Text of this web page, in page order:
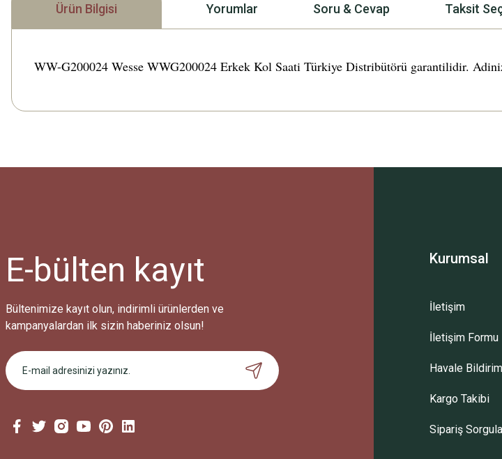
Ürün Bilgisi Yorumlar Soru & Cevap Taksit
WW-G200024 Wesse WWG200024 Erkek Kol Saati Türkiye Distribütörü garantilidir.
Bu ürüne ilk yorumu siz
Ürün hakkında henüz soru
Sitemize ilk yorumu siz
E-bülten kayıt
Bültenimize kayıt olun, indirimli ürünlerden ve
kampanyalardan ilk sizin haberiniz olsun!
Kurumsal
İletişim
İletişim Formu
Havale
Kargo Takibi
Sipariş Sorgula